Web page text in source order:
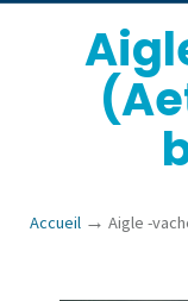
Accueil → Aigle -